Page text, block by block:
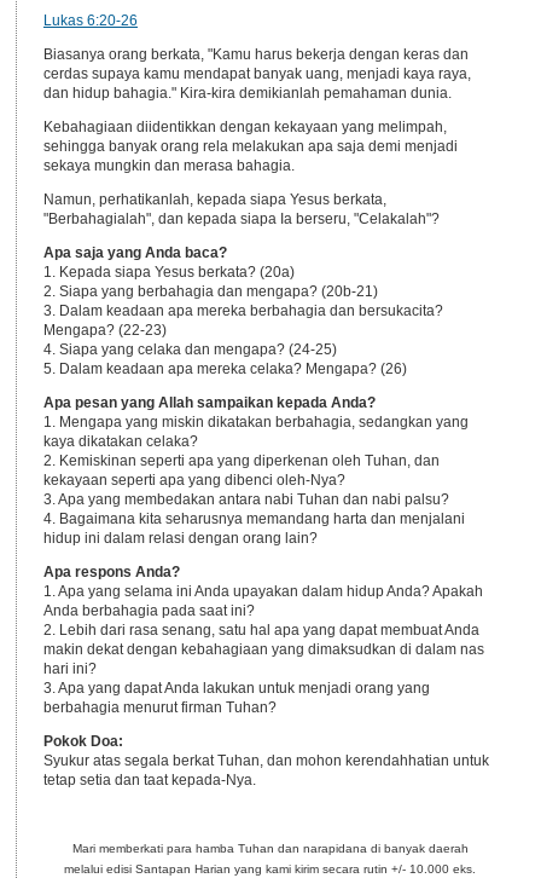
Lukas 6:20-26
Biasanya orang berkata, "Kamu harus bekerja dengan keras dan
cerdas supaya kamu mendapat banyak uang, menjadi kaya raya,
dan hidup bahagia." Kira-kira demikianlah pemahaman dunia.
Kebahagiaan diidentikkan dengan kekayaan yang melimpah,
sehingga banyak orang rela melakukan apa saja demi menjadi
sekaya mungkin dan merasa bahagia.
Namun, perhatikanlah, kepada siapa Yesus berkata,
"Berbahagialah", dan kepada siapa Ia berseru, "Celakalah"?
Apa saja yang Anda baca?
1. Kepada siapa Yesus berkata? (20a)
2. Siapa yang berbahagia dan mengapa? (20b-21)
3. Dalam keadaan apa mereka berbahagia dan bersukacita?
Mengapa? (22-23)
4. Siapa yang celaka dan mengapa? (24-25)
5. Dalam keadaan apa mereka celaka? Mengapa? (26)
Apa pesan yang Allah sampaikan kepada Anda?
1. Mengapa yang miskin dikatakan berbahagia, sedangkan yang
kaya dikatakan celaka?
2. Kemiskinan seperti apa yang diperkenan oleh Tuhan, dan
kekayaan seperti apa yang dibenci oleh-Nya?
3. Apa yang membedakan antara nabi Tuhan dan nabi palsu?
4. Bagaimana kita seharusnya memandang harta dan menjalani
hidup ini dalam relasi dengan orang lain?
Apa respons Anda?
1. Apa yang selama ini Anda upayakan dalam hidup Anda? Apakah
Anda berbahagia pada saat ini?
2. Lebih dari rasa senang, satu hal apa yang dapat membuat Anda
makin dekat dengan kebahagiaan yang dimaksudkan di dalam nas
hari ini?
3. Apa yang dapat Anda lakukan untuk menjadi orang yang
berbahagia menurut firman Tuhan?
Pokok Doa:
Syukur atas segala berkat Tuhan, dan mohon kerendahhatian untuk
tetap setia dan taat kepada-Nya.
Mari memberkati para hamba Tuhan dan narapidana di banyak daerah
melalui edisi Santapan Harian yang kami kirim secara rutin +/- 10.000 eks.